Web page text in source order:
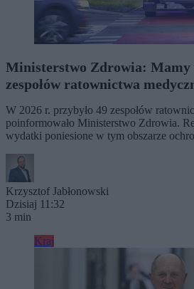
Ministerstwo Zdrowia: Mamy
zespołów ratownictwa
W 2026 r. przybyło 49 zespołów
poinformowało Ministerstwo Zdrowia.
wydatki poniesione w tym obszarze
Krzysztof Jabłonowski
Dzisiaj 11:32
3 min
Kraj